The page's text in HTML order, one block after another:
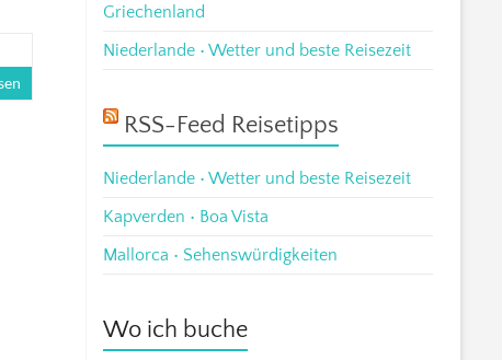
Griechenland
Niederlande • Wetter und beste Reisezeit
RSS-Feed Reisetipps
Niederlande • Wetter und beste Reisezeit
Kapverden • Boa Vista
Mallorca • Sehenswürdigkeiten
Wo ich buche